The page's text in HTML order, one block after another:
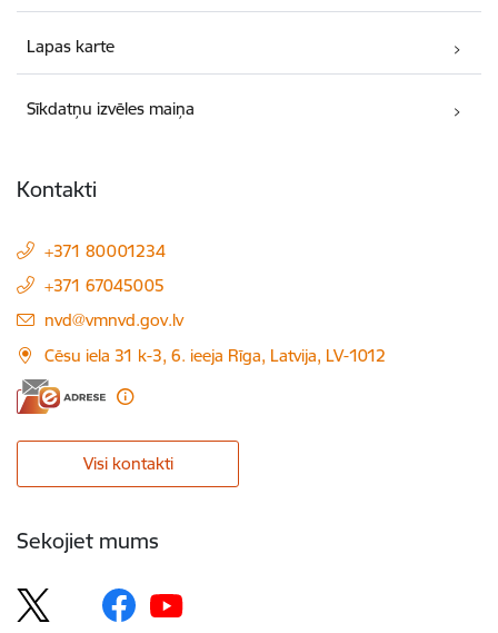
Lapas karte
Sīkdatņu izvēles maiņa
Kontakti
+371 80001234
+371 67045005
E-pasts:
nvd@vmnvd.gov.lv
Cēsu iela 31 k-3, 6. ieeja Rīga, Latvija, LV-1012
Visi kontakti
Sekojiet mums